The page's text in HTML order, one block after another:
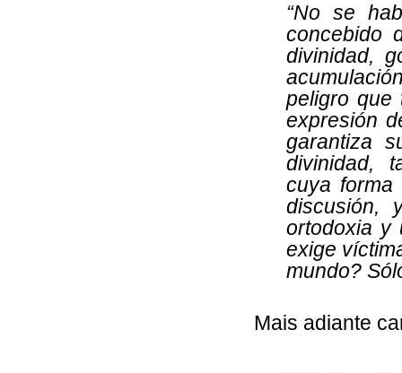
“No se
concebido
divinidad,
peligro que
expresión
garantiza
divinidad,
cuya
discusión,
ortodoxia y
exige
mundo?
Mais adiante